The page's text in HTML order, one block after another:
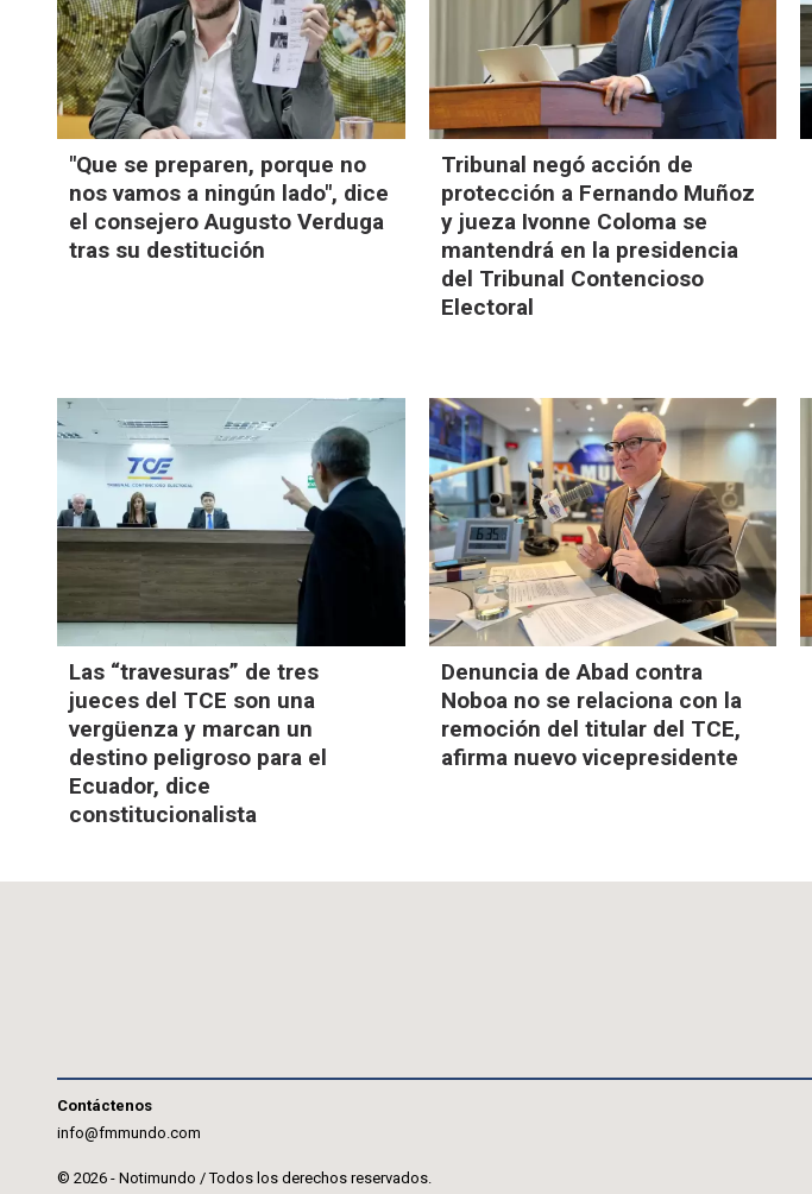
"Que se preparen, porque no
nos vamos a ningún lado", dice
el consejero Augusto Verduga
tras su destitución
Tribunal negó acción de
protección a Fernando Muñoz
y jueza Ivonne Coloma se
mantendrá en la presidencia
del Tribunal Contencioso
Electoral
Las “travesuras” de tres
jueces del TCE son una
vergüenza y marcan un
destino peligroso para el
Ecuador, dice
constitucionalista
Denuncia de Abad contra
Noboa no se relaciona con la
remoción del titular del TCE,
afirma nuevo vicepresidente
Contáctenos
info@fmmundo.com
© 2026 - Notimundo / Todos los derechos reservados.